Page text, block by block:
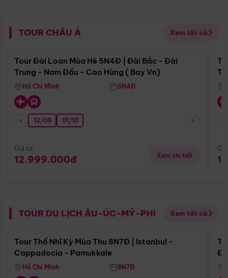
TOUR CHÂU Á Xem tất cả
Điểm nổi bật
Tour Đài Loan Mùa Hè 5N4Đ | Đài Bắc - Đài
Trung - Nam Đầu - Cao Hùng ( Bay Vn)
Hồ Chí Minh 5N4Đ
12/09 01/10
Giá từ:
12.999.000đ Xem chi tiết
TOUR DU LỊCH ÂU-ÚC-MỸ-PHI Xem tất cả
Điểm nổi bật
Tour Thổ Nhĩ Kỳ Mùa Thu 8N7Đ | Istanbul -
Cappadocia - Pamukkale
Hồ Chí Minh 8N7Đ